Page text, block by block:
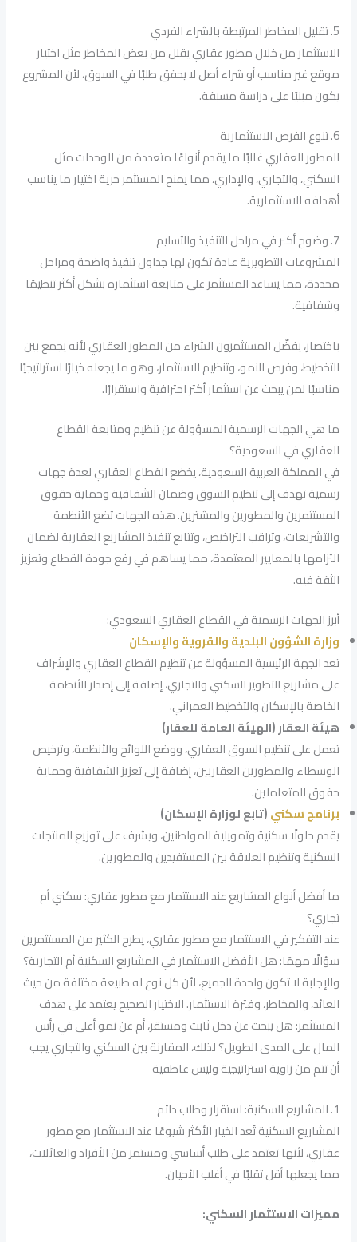
5. تقليل المخاطر المرتبطة بالشراء الفردي
الاستثمار من خلال مطور عقاري يقلل من بعض المخاطر مثل اختيار
موقع غير مناسب أو شراء أصل لا يحقق طلبًا في السوق، لأن المشروع
يكون مبنيًا على دراسة مسبقة.
6. تنوع الفرص الاستثمارية
المطور العقاري غالبًا ما يقدم أنواعًا متعددة من الوحدات مثل
السكني، والتجاري، والإداري، مما يمنح المستثمر حرية اختيار ما يناسب
أهدافه الاستثمارية.
7. وضوح أكبر في مراحل التنفيذ والتسليم
المشروعات التطويرية عادة تكون لها جداول تنفيذ واضحة ومراحل
محددة، مما يساعد المستثمر على متابعة استثماره بشكل أكثر تنظيمًا
وشفافية.
باختصار، يفضّل المستثمرون الشراء من المطور العقاري لأنه يجمع بين
التخطيط، وفرص النمو، وتنظيم الاستثمار، وهو ما يجعله خيارًا استراتيجيًا
مناسبًا لمن يبحث عن استثمار أكثر احترافية واستقرارًا.
ما هي الجهات الرسمية المسؤولة عن تنظيم ومتابعة القطاع
العقاري في السعودية؟
في المملكة العربية السعودية، يخضع القطاع العقاري لعدة جهات
رسمية تهدف إلى تنظيم السوق وضمان الشفافية وحماية حقوق
المستثمرين والمطورين والمشترين. هذه الجهات تضع الأنظمة
والتشريعات، وتراقب التراخيص، وتتابع تنفيذ المشاريع العقارية لضمان
التزامها بالمعايير المعتمدة، مما يساهم في رفع جودة القطاع وتعزيز
الثقة فيه.
أبرز الجهات الرسمية في القطاع العقاري السعودي:
وزارة الشؤون البلدية والقروية والإسكان
تعد الجهة الرئيسية المسؤولة عن تنظيم القطاع العقاري والإشراف
على مشاريع التطوير السكني والتجاري، إضافة إلى إصدار الأنظمة
الخاصة بالإسكان والتخطيط العمراني.
هيئة العقار (الهيئة العامة للعقار)
تعمل على تنظيم السوق العقاري، ووضع اللوائح والأنظمة، وترخيص
الوسطاء والمطورين العقاريين، إضافة إلى تعزيز الشفافية وحماية
حقوق المتعاملين.
برنامج سكني(تابع لوزارة الإسكان)
يقدم حلولًا سكنية وتمويلية للمواطنين، ويشرف على توزيع المنتجات
السكنية وتنظيم العلاقة بين المستفيدين والمطورين.
ما أفضل أنواع المشاريع عند الاستثمار مع مطور عقاري: سكني أم
تجاري؟
عند التفكير في الاستثمار مع مطور عقاري، يطرح الكثير من المستثمرين
سؤالًا مهمًا: هل الأفضل الاستثمار في المشاريع السكنية أم التجارية؟
والإجابة لا تكون واحدة للجميع، لأن كل نوع له طبيعة مختلفة من حيث
العائد، والمخاطر، وفترة الاستثمار. الاختيار الصحيح يعتمد على هدف
المستثمر: هل يبحث عن دخل ثابت ومستقر، أم عن نمو أعلى في رأس
المال على المدى الطويل؟ لذلك، المقارنة بين السكني والتجاري يجب
أن تتم من زاوية استراتيجية وليس عاطفية
1. المشاريع السكنية: استقرار وطلب دائم
المشاريع السكنية تُعد الخيار الأكثر شيوعًا عند الاستثمار مع مطور
عقاري، لأنها تعتمد على طلب أساسي ومستمر من الأفراد والعائلات،
مما يجعلها أقل تقلبًا في أغلب الأحيان.
مميزات الاستثمار السكني: